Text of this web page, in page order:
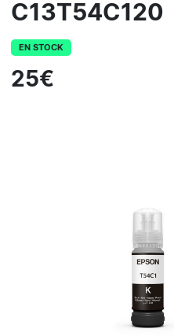
C13T54C120
EN STOCK
25€